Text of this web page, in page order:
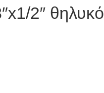
2″ θηλυκό